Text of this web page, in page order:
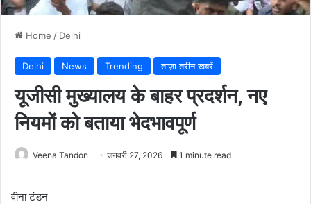
Home / Delhi
Delhi News Trending ताज़ा तरीन खबरें
यूजीसी मुख्यालय के बाहर प्रदर्शन, नए
नियमों को बताया भेदभावपूर्ण
Veena Tandon जनवरी 27, 2026 1 minute read
वीना टंडन